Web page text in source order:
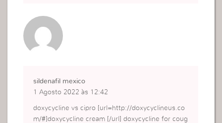
sildenafil mexico
1 Agosto 2022 às 12:42
doxycycline vs cipro [url=http://doxycyclineus.co
m/#]doxycycline cream [/url] doxycycline for coug